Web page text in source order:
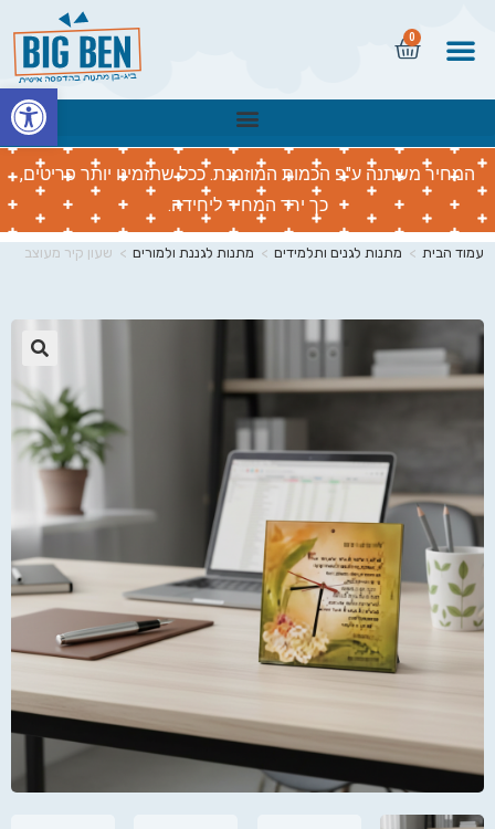
0
המחיר משתנה ע"פ הכמות המוזמנת. ככל שתזמינו יותר פריטים,
כך ירד המחיר ליחידה.
עמוד הבית > מתנות לגנים ותלמידים > מתנות לגננת ולמורים > שעון קיר מעוצב